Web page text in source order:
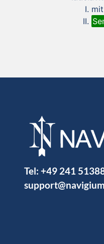
Tel: +49 241